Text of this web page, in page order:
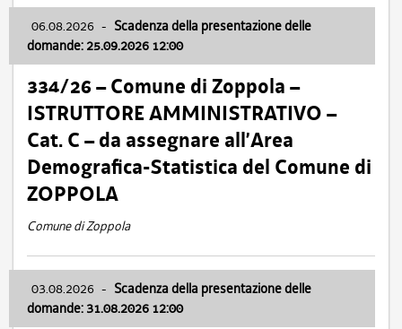
06.08.2026 - Scadenza della presentazione delle
domande: 25.09.2026 12:00
334/26 – Comune di Zoppola –
ISTRUTTORE AMMINISTRATIVO –
Cat. C – da assegnare all’Area
Demografica-Statistica del Comune di
ZOPPOLA
Comune di Zoppola
03.08.2026 - Scadenza della presentazione delle
domande: 31.08.2026 12:00